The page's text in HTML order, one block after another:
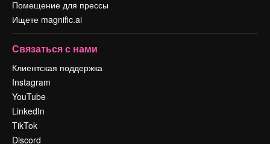
Помещение для прессы
Ищете magnific.ai
Связаться с нами
Клиентская поддержка
Instagram
YouTube
LinkedIn
TikTok
Discord